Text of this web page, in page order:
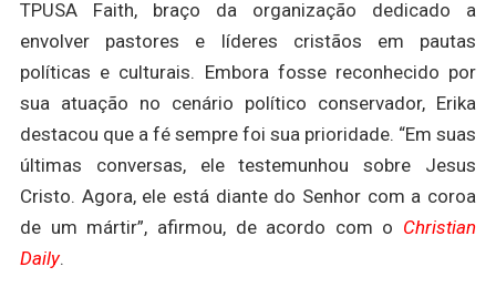
TPUSA Faith, braço da organização dedicado a
envolver pastores e líderes cristãos em pautas
políticas e culturais. Embora fosse reconhecido por
sua atuação no cenário político conservador, Erika
destacou que a fé sempre foi sua prioridade. “Em suas
últimas conversas, ele testemunhou sobre Jesus
Cristo. Agora, ele está diante do Senhor com a coroa
de um mártir”, afirmou, de acordo com o Christian
Daily.